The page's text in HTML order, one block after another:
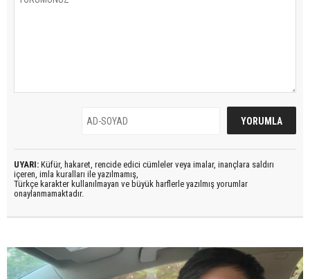
UYARI: Küfür, hakaret, rencide edici cümleler veya imalar, inançlara saldırı
içeren, imla kuralları ile yazılmamış,
Türkçe karakter kullanılmayan ve büyük harflerle yazılmış yorumlar
onaylanmamaktadır.